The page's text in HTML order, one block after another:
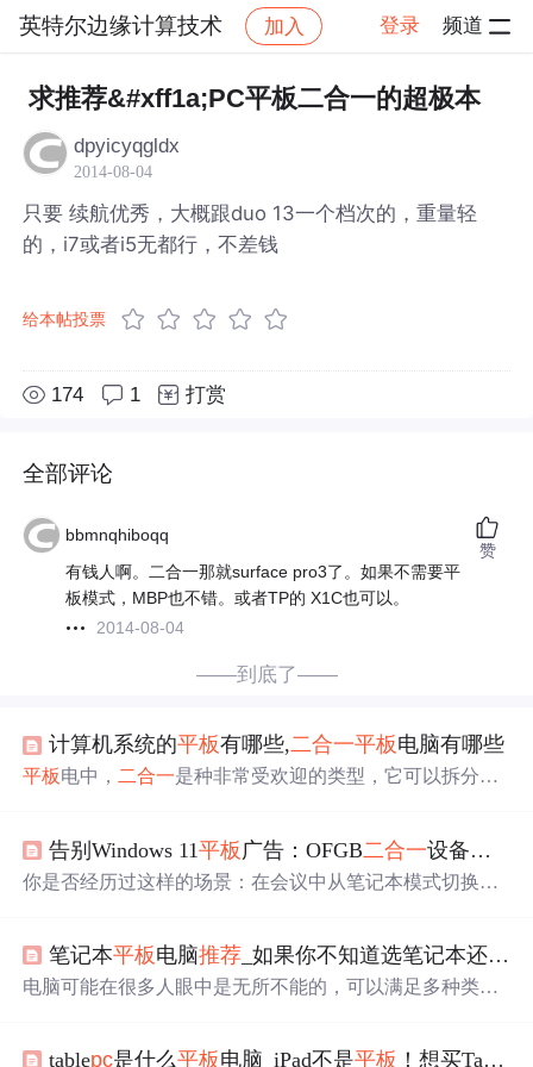
英特尔边缘计算技术 加入 登录 频道
社区 英特尔边缘计算技术 帖子详情
求推荐&#xff1a;PC平板二合一的超极本
dpyicyqgldx
2014-08-04
只要 续航优秀，大概跟duo 13一个档次的，重量轻
的，i7或者i5无都行，不差钱
给本帖投票
174 1 打赏
全部评论
bbmnqhiboqq
有钱人啊。二合一那就surface pro3了。如果不需要平
板模式，MBP也不错。或者TP的 X1C也可以。
2014-08-04
赞
——到底了——
计算机系统的平板有哪些,二合一平板电脑有哪些
平板电中， 二合一是种非常受欢迎的类型，它可以拆分键
常重视，那么二合一 平板电脑有哪些呢?这其中有许多是我
们耳熟能详的。二合一平板 电脑有哪些二合一平板电脑有
乏一些世界名牌，可满足人们的日常办公和娱乐需求，...
告别Windows 11平板 广告：OFGB二合一设备净化指南
你是否经历过这样的场景：在会议中从笔记本模式切换到
示；在阅读PDF文档时，锁屏界面突然跳出全屏广告——
这些干扰不仅破坏沉浸式体验，更严重影响触控操作精
误...
笔记本平板电脑推荐 _如果你不知道选笔记本还是
电脑可能在很多人眼中是无所不能的，可以满足多种类型
歌、聊聊天、上上网，偶尔可能会用下office系列软件。 随
tablepc是什么平板电脑_iPad不是平板 ！想买Tablet